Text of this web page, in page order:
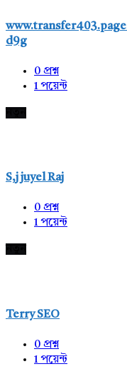
d9g
0 প্রশ্ন
1পয়েন্ট
S,j juyel Raj
0 প্রশ্ন
1পয়েন্ট
Terry SEO
0 প্রশ্ন
1পয়েন্ট